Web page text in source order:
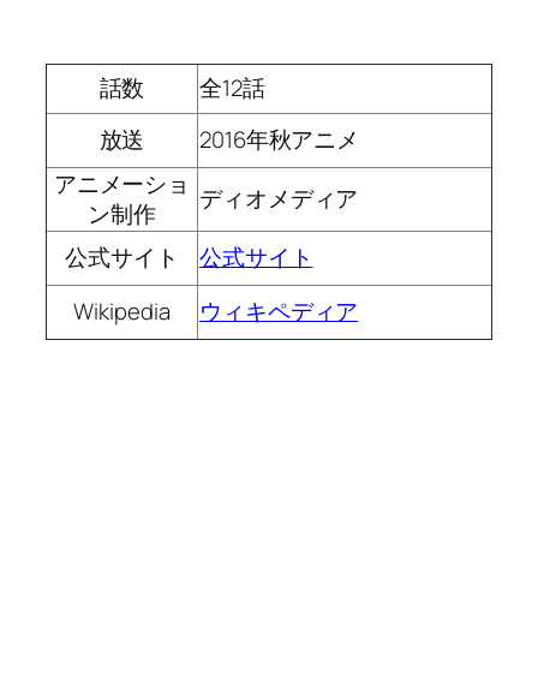
話数
全12話
放送
2016年秋アニメ
アニメーショ
ン制作
ディオメディア
公式サイト
公式サイト
Wikipedia
ウィキペディア